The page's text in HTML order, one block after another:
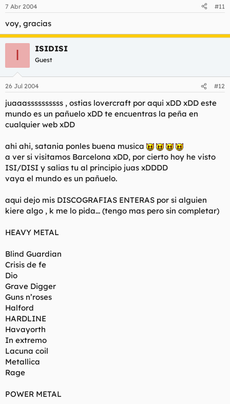
7 Abr 2004 #11
voy, gracias
I ISIDISI
Guest
26 Jul 2004 #12
juaaassssssssss , ostias lovercraft por aqui xDD xDD este
mundo es un pañuelo xDD te encuentras la peña en
cualquier web xDD
ahi ahi, satania ponles buena musica
a ver si visitamos Barcelona xDD, por cierto hoy he visto
ISI/DISI y salias tu al principio juas xDDDD
vaya el mundo es un pañuelo.
aqui dejo mis DISCOGRAFIAS ENTERAS por si alguien
kiere algo , k me lo pida... (tengo mas pero sin completar)
HEAVY METAL
Blind Guardian
Crisis de fe
Dio
Grave Digger
Guns n’roses
Halford
HARDLINE
Havayorth
In extremo
Lacuna coil
Metallica
Rage
POWER METAL